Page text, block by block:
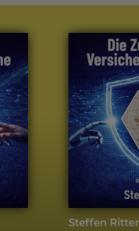
Steffen